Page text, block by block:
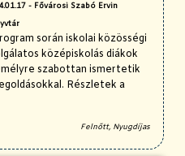
- Fővárosi Szabó Ervin
során iskolai közösségi
középiskolás diákok
szabottan ismertetik
Részletek a
Felnőtt, Nyugdíjas